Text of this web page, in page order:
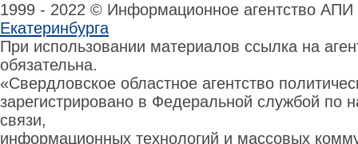
1999 - 2022 © Информационное агентство
Екатеринбурга
При использовании материалов ссылка на
обязательна.
«Свердловское областное агентство
зарегистрировано в Федеральной службой по
связи,
информационных технологий и массовых